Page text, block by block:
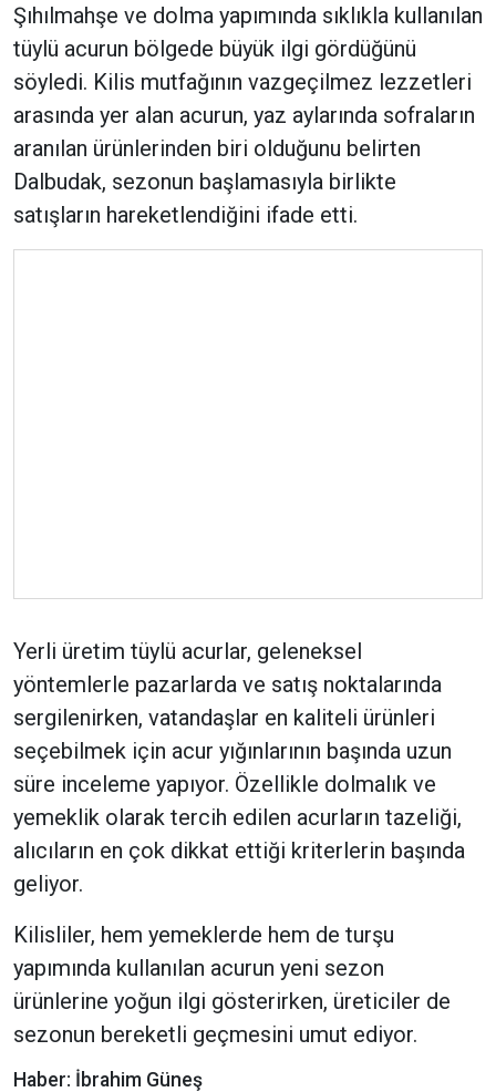
Şıhılmahşe ve dolma yapımında sıklıkla kullanılan
tüylü acurun bölgede büyük ilgi gördüğünü
söyledi. Kilis mutfağının vazgeçilmez lezzetleri
arasında yer alan acurun, yaz aylarında sofraların
aranılan ürünlerinden biri olduğunu belirten
Dalbudak, sezonun başlamasıyla birlikte
satışların hareketlendiğini ifade etti.
Yerli üretim tüylü acurlar, geleneksel
yöntemlerle pazarlarda ve satış noktalarında
sergilenirken, vatandaşlar en kaliteli ürünleri
seçebilmek için acur yığınlarının başında uzun
süre inceleme yapıyor. Özellikle dolmalık ve
yemeklik olarak tercih edilen acurların tazeliği,
alıcıların en çok dikkat ettiği kriterlerin başında
geliyor.
Kilisliler, hem yemeklerde hem de turşu
yapımında kullanılan acurun yeni sezon
ürünlerine yoğun ilgi gösterirken, üreticiler de
sezonun bereketli geçmesini umut ediyor.
Haber: İbrahim Güneş